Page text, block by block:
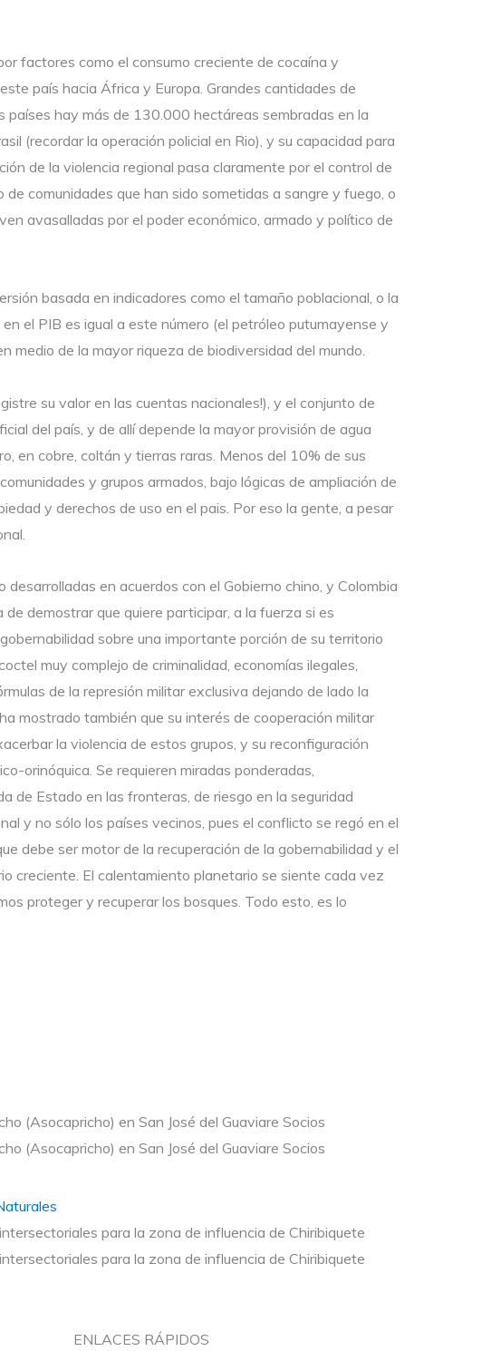
factores como el consumo creciente de cocaína y
país hacia África y Europa. Grandes cantidades de
hay más de 130.000 hectáreas sembradas en la
(recordar la operación policial en Rio), y su capacidad para
de la violencia regional pasa claramente por el control de
comunidades que han sido sometidas a sangre y fuego, o
avasalladas por el poder económico, armado y político de
basada en indicadores como el tamaño poblacional, o la
el PIB es igual a este número (el petróleo putumayense y
de la mayor riqueza de biodiversidad del mundo.
su valor en las cuentas nacionales!), y el conjunto de
del país, y de allí depende la mayor provisión de agua
en cobre, coltán y tierras raras. Menos del 10% de sus
y grupos armados, bajo lógicas de ampliación de
y derechos de uso en el pais. Por eso la gente, a pesar
en acuerdos con el Gobierno chino, y Colombia
demostrar que quiere participar, a la fuerza si es
sobre una importante porción de su territorio
muy complejo de criminalidad, economías ilegales,
de la represión militar exclusiva dejando de lado la
mostrado también que su interés de cooperación militar
la violencia de estos grupos, y su reconfiguración
orinóquica. Se requieren miradas ponderadas,
de Estado en las fronteras, de riesgo en la seguridad
y no sólo los países vecinos, pues el conflicto se regó en el
debe ser motor de la recuperación de la gobernabilidad y el
creciente. El calentamiento planetario se siente cada vez
proteger y recuperar los bosques. Todo esto, es lo
(Asocapricho) en San José del Guaviare Socios
(Asocapricho) en San José del Guaviare Socios
para la zona de influencia de Chiribiquete
para la zona de influencia de Chiribiquete
ENLACES RÁPIDOS